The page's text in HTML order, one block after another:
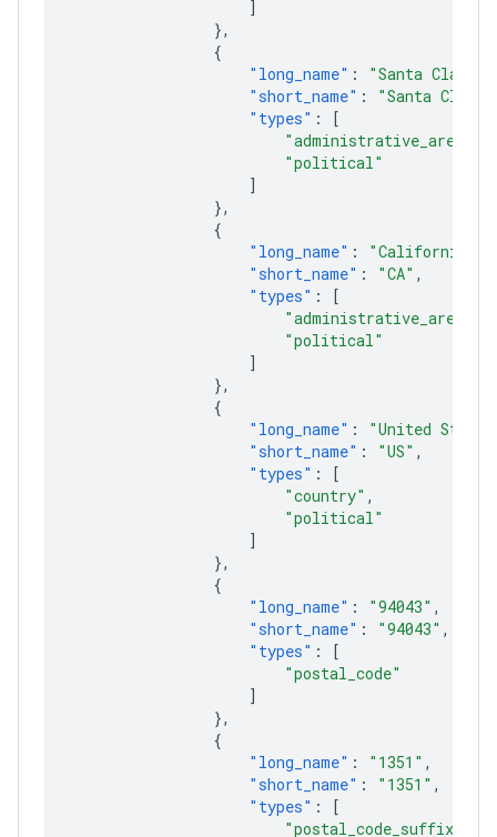
]
},
{
"long_name" :
"Santa Clara
"short_name" :
"Santa Clara
"types" :
[
"political"
]
},
{
"long_name" : "California"
"short_name" : "CA" ,
"types" :
[
"political"
]
},
{
"long_name" :
"United
"short_name" : "US" ,
"types" :
[
"country" ,
"political"
]
},
{
"long_name" : "94043" ,
"short_name" : "94043" ,
"types" :
[
"postal_code"
]
},
{
"long_name" : "1351" ,
"short_name" : "1351" ,
"types" :
[
"postal_code_suffix"